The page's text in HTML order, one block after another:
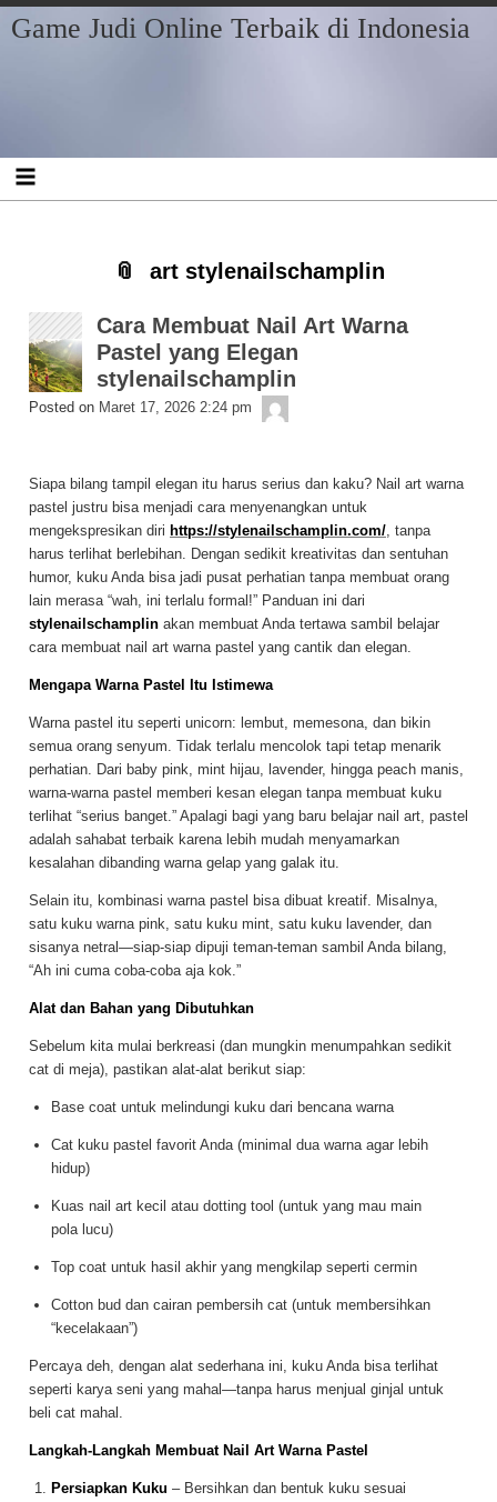
Skip
to
Skip
to
Skip
to
Skip
to
Skip
to
Skip
to
Skip
to
Game Judi Online Terbaik di Indonesia
art stylenailschamplin
Cara Membuat Nail Art Warna
Pastel yang Elegan
stylenailschamplin
Posted on Maret 17, 2026 2:24 pm
Siapa bilang tampil elegan itu harus serius dan kaku? Nail art warna
pastel justru bisa menjadi cara menyenangkan untuk
mengekspresikan diri https://stylenailschamplin.com/, tanpa
harus terlihat berlebihan. Dengan sedikit kreativitas dan sentuhan
humor, kuku Anda bisa jadi pusat perhatian tanpa membuat orang
lain merasa “wah, ini terlalu formal!” Panduan ini dari
stylenailschamplin akan membuat Anda tertawa sambil belajar
cara membuat nail art warna pastel yang cantik dan elegan.
Mengapa Warna Pastel Itu Istimewa
Warna pastel itu seperti unicorn: lembut, memesona, dan bikin
semua orang senyum. Tidak terlalu mencolok tapi tetap menarik
perhatian. Dari baby pink, mint hijau, lavender, hingga peach manis,
warna-warna pastel memberi kesan elegan tanpa membuat kuku
terlihat “serius banget.” Apalagi bagi yang baru belajar nail art, pastel
adalah sahabat terbaik karena lebih mudah menyamarkan
kesalahan dibanding warna gelap yang galak itu.
Selain itu, kombinasi warna pastel bisa dibuat kreatif. Misalnya,
satu kuku warna pink, satu kuku mint, satu kuku lavender, dan
sisanya netral—siap-siap dipuji teman-teman sambil Anda bilang,
“Ah ini cuma coba-coba aja kok.”
Alat dan Bahan yang Dibutuhkan
Sebelum kita mulai berkreasi (dan mungkin menumpahkan sedikit
cat di meja), pastikan alat-alat berikut siap:
Base coat untuk melindungi kuku dari bencana warna
Cat kuku pastel favorit Anda (minimal dua warna agar lebih
hidup)
Kuas nail art kecil atau dotting tool (untuk yang mau main
pola lucu)
Top coat untuk hasil akhir yang mengkilap seperti cermin
Cotton bud dan cairan pembersih cat (untuk membersihkan
“kecelakaan”)
Percaya deh, dengan alat sederhana ini, kuku Anda bisa terlihat
seperti karya seni yang mahal—tanpa harus menjual ginjal untuk
beli cat mahal.
Langkah-Langkah Membuat Nail Art Warna Pastel
Persiapkan Kuku – Bersihkan dan bentuk kuku sesuai